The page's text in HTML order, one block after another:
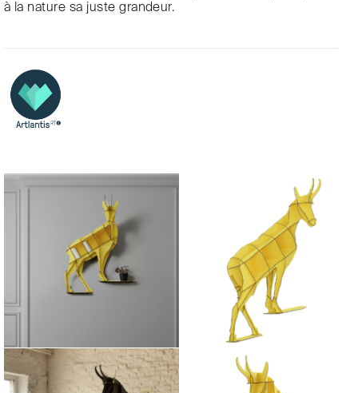
à la nature sa juste grandeur.